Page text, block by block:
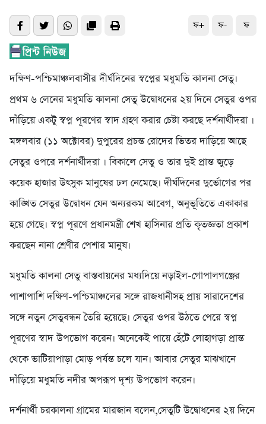
ফ+ ফ- ফ
দক্ষিণ-পশ্চিমাঞ্চলবাসীর দীর্ঘদিনের স্বপ্নের মধুমতি কালনা সেতু।
প্রথম ৬ লেনের মধুমতি কালনা সেতু উদ্বোধনের ২য় দিনে সেতুর ওপর
দাঁড়িয়ে একটু স্বপ্ন পূরণের স্বাদ গ্রহণ করার চেষ্টা করছে দর্শনার্থীদরা ।
মঙ্গলবার (১১ অক্টোবর) দুপুরের প্রচন্ত রোদের ভিতর দাড়িয়ে আছে
সেতুর ওপরে দর্শনার্থীদরা । বিকালে সেতু ও তার দুই প্রান্ত জুড়ে
কয়েক হাজার উৎসুক মানুষের ঢল নেমেছে। দীর্ঘদিনের দুর্ভোগের পর
কাঙ্খিত সেতুর উদ্বোধন যেন অন্যরকম আবেগ, অনুভূতিতে একাকার
হয়ে গেছে। স্বপ্ন পূরণে প্রধানমন্ত্রী শেখ হাসিনার প্রতি কৃতজ্ঞতা প্রকাশ
করছেন নানা শ্রেণীর পেশার মানুষ।
মধুমতি কালনা সেতু বাস্তবায়নের মধ্যদিয়ে নড়াইল-গোপালগঞ্জের
পাশাপাশি দক্ষিণ-পশ্চিমাঞ্চলের সঙ্গে রাজধানীসহ প্রায় সারাদেশের
সঙ্গে নতুন সেতুবন্ধন তৈরি হয়েছে। সেতুর ওপর উঠতে পেরে স্বপ্ন
পূরণের স্বাদ উপভোগ করেন। অনেকেই পায়ে হেঁটে লোহাগড়া প্রান্ত
থেকে ভাটিয়াপাড়া মোড় পর্যন্ত চলে যান। আবার সেতুর মাঝখানে
দাঁড়িয়ে মধুমতি নদীর অপরূপ দৃশ্য উপভোগ করেন।
দর্শনার্থী চরকালনা গ্রামের মারজান বলেন,সেতুটি উদ্বোধনের ২য় দিনে